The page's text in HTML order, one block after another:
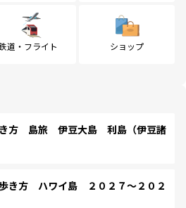
道・フライト ショップ
方 島旅 伊豆大島 利島（伊豆諸
き方 ハワイ島 ２０２７～２０２